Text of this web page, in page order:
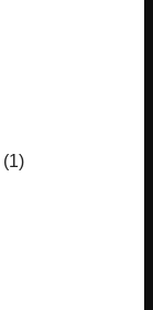
(1)